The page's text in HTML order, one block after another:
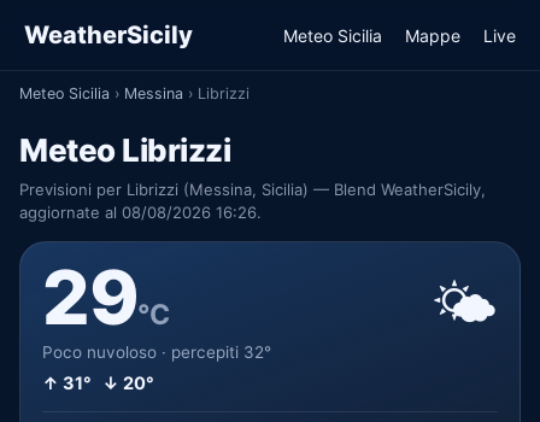
WeatherSicily Meteo Sicilia Mappe Live
Meteo Sicilia › Messina › Librizzi
Meteo Librizzi
Previsioni per Librizzi (Messina, Sicilia) — Blend WeatherSicily,
aggiornate al 08/08/2026 16:26.
29°C
Poco nuvoloso · percepiti 32°
↑ 31° ↓ 20°
🌤️